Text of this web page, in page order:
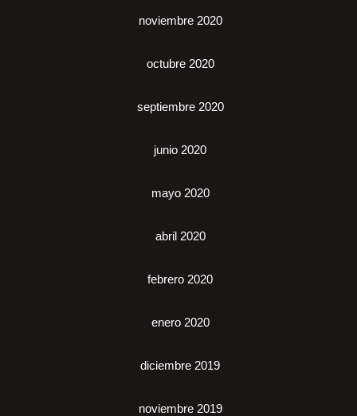
noviembre 2020
octubre 2020
septiembre 2020
junio 2020
mayo 2020
abril 2020
febrero 2020
enero 2020
diciembre 2019
noviembre 2019